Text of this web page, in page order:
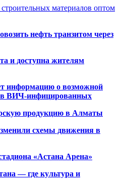
материалов оптом
нефть транзитом через
и доступна жителям
информацию о возможной
ВИЧ-инфицированных
продукцию в Алматы
схемы движения в
«Астана Арена»
— где культура и